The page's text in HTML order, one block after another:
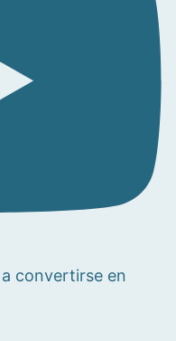
convertirse en